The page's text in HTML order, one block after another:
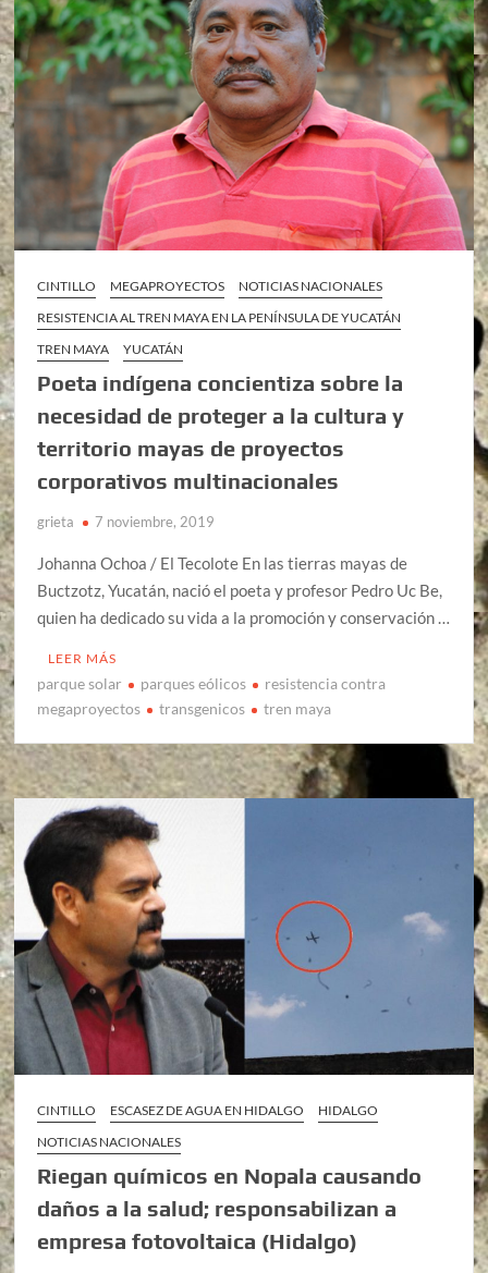
CINTILLO MEGAPROYECTOS
NOTICIAS NACIONALES
RESISTENCIA AL TREN MAYA EN LA PENÍNSULA DE YUCATÁN
TREN MAYA
YUCATÁN
Poeta indígena concientiza sobre la
necesidad de proteger a la cultura y
territorio mayas de proyectos
corporativos multinacionales
grieta 7 noviembre, 2019
Johanna Ochoa / El Tecolote En las tierras mayas de
Buctzotz, Yucatán, nació el poeta y profesor Pedro Uc Be,
quien ha dedicado su vida a la promoción y conservación …
LEER MÁS
parque solar parques eólicos
resistencia contra
megaproyectos
transgenicos tren maya
CINTILLO ESCASEZ DE AGUA EN HIDALGO
HIDALGO
NOTICIAS NACIONALES
Riegan químicos en Nopala causando
daños a la salud; responsabilizan a
empresa fotovoltaica (Hidalgo)